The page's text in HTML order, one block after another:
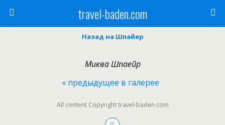
travel-baden.com
Назад на Шпайер
Миква Шпаейр
« предыдущее в галерее
All content Copyright travel-baden.com